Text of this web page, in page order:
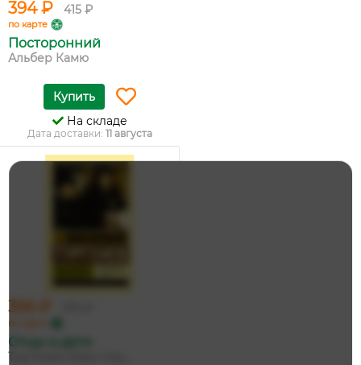
394 ₽ 415 ₽
по карте
Посторонний
Альбер Камю
Купить
На складе
Дата доставки: 11 августа
356 ₽
по карте
Отцы и дети
Тургенев Иван Сер...